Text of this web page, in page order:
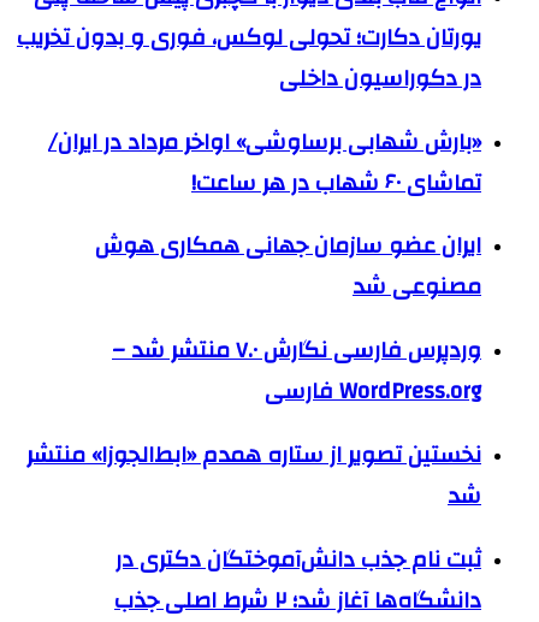
یورتان دکارت؛ تحولی لوکس، فوری و بدون تخریب
در دکوراسیون داخلی
«بارش شهابی برساوشی» اواخر مرداد در ایران/
تماشای ۶۰ شهاب در هر ساعت!
ایران عضو سازمان جهانی همکاری هوش
مصنوعی شد
وردپرس فارسی نگارش ۷.۰ منتشر شد –
WordPress.org فارسی
نخستین تصویر از ستاره همدم «ابط‌الجوزا» منتشر
شد
ثبت نام جذب دانش‌آموختگان دکتری در
دانشگاه‌ها آغاز شد؛ ۲ شرط اصلی جذب